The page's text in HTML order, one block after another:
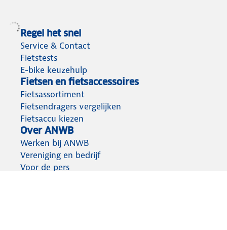
Regel het snel
Service & Contact
Fietstests
E-bike keuzehulp
Fietsen en fietsaccessoires
Fietsassortiment
Fietsendragers vergelijken
Fietsaccu kiezen
Over ANWB
Werken bij ANWB
Vereniging en bedrijf
Voor de pers